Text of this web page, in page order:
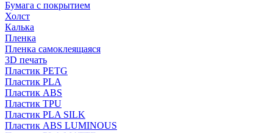
Бумага с покрытием
Холст
Калька
Пленка
Пленка самоклеящаяся
3D печать
Пластик PETG
Пластик PLA
Пластик ABS
Пластик TPU
Пластик PLA SILK
Пластик ABS LUMINOUS